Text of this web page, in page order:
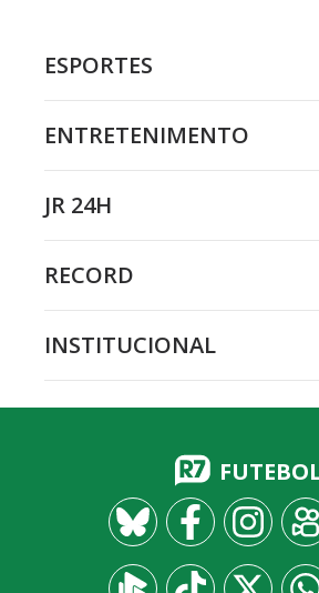
ESPORTES
ENTRETENIMENTO
JR 24H
RECORD
INSTITUCIONAL